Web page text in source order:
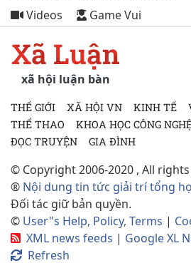
Videos Game Vui
Xã Luận
xã hội luận bàn
THẾ GIỚI XÃ HỘI VN KINH TẾ
THỂ THAO
KHOA HỌC CÔNG
ĐỌC TRUYỆN
GIA ĐÌNH
© Copyright 2006-2020 , All
® Nội dung tin tức giải trí tổng
Đối tác giữ bản quyền.
© User"s Help, Policy, Terms |
XML news feeds | Google XL
Refresh